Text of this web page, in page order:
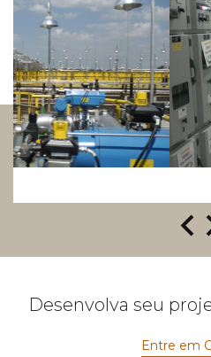
Desenvolva seu
Entre em